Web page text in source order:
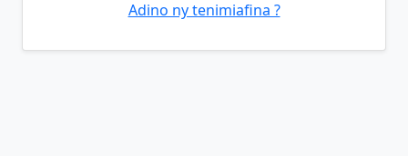
Adino ny tenimiafina ?